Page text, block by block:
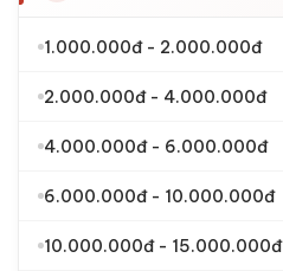
1.000.000đ - 2.000.000đ
2.000.000đ - 4.000.000đ
4.000.000đ - 6.000.000đ
6.000.000đ - 10.000.000đ
10.000.000đ - 15.000.000đ